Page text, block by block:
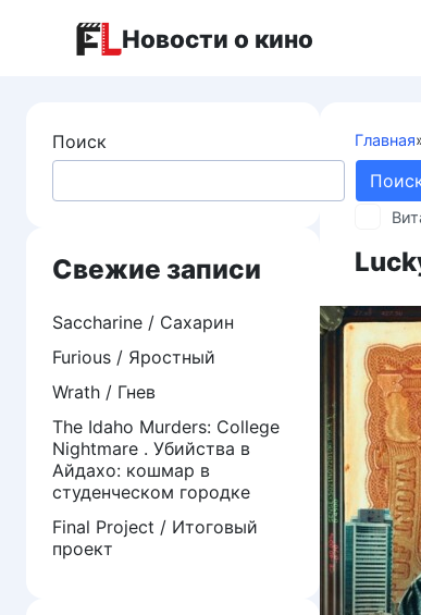
Новости о кино
Главная
Поиск
Свежие записи
Saccharine / Сахарин
Furious / Яростный
Wrath / Гнев
The Idaho Murders: College
Nightmare . Убийства в
Айдахо: кошмар в
студенческом городке
Final Project / Итоговый
проект